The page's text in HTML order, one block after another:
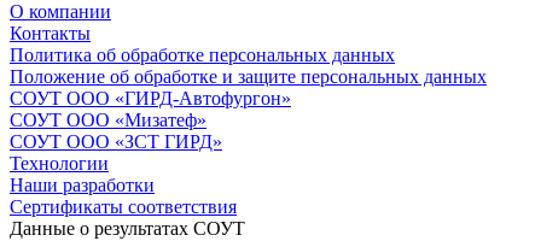
О компании
Контакты
Политика об обработке персональных данных
Положение об обработке и защите персональных данных
СОУТ ООО «ГИРД-Автофургон»
СОУТ ООО «Мизатеф»
СОУТ ООО «ЗСТ ГИРД»
Технологии
Наши разработки
Сертификаты соответствия
Данные о результатах СОУТ